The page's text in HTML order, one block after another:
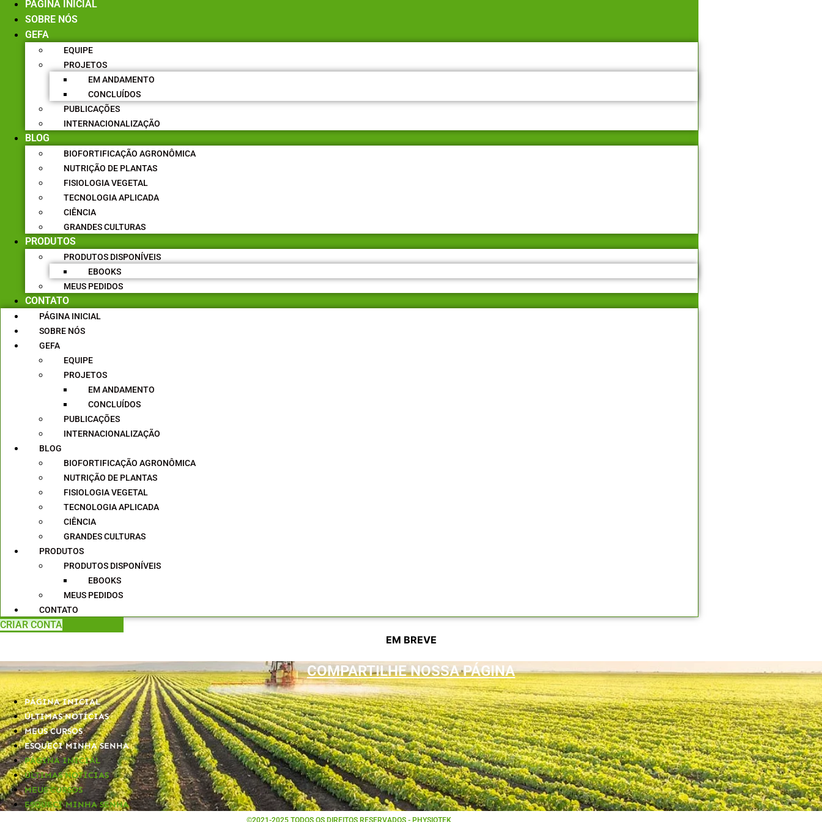
PÁGINA INICIAL
SOBRE NÓS
GEFA
EQUIPE
PROJETOS
EM ANDAMENTO
CONCLUÍDOS
PUBLICAÇÕES
INTERNACIONALIZAÇÃO
BLOG
BIOFORTIFICAÇÃO AGRONÔMICA
NUTRIÇÃO DE PLANTAS
FISIOLOGIA VEGETAL
TECNOLOGIA APLICADA
CIÊNCIA
GRANDES CULTURAS
PRODUTOS
PRODUTOS DISPONÍVEIS
EBOOKS
MEUS PEDIDOS
CONTATO
PÁGINA INICIAL
SOBRE NÓS
GEFA
EQUIPE
PROJETOS
EM ANDAMENTO
CONCLUÍDOS
PUBLICAÇÕES
INTERNACIONALIZAÇÃO
BLOG
BIOFORTIFICAÇÃO AGRONÔMICA
NUTRIÇÃO DE PLANTAS
FISIOLOGIA VEGETAL
TECNOLOGIA APLICADA
CIÊNCIA
GRANDES CULTURAS
PRODUTOS
PRODUTOS DISPONÍVEIS
EBOOKS
MEUS PEDIDOS
CONTATO
CRIAR CONTA
EM BREVE
COMPARTILHE NOSSA PÁGINA
PÁGINA INICIAL
ÚLTIMAS NOTÍCIAS
MEUS CURSOS
ESQUECI MINHA SENHA
PÁGINA INICIAL
ÚLTIMAS NOTÍCIAS
MEUS CURSOS
ESQUECI MINHA SENHA
©2021-2025 TODOS OS DIREITOS RESERVADOS - PHYSIOTEK​